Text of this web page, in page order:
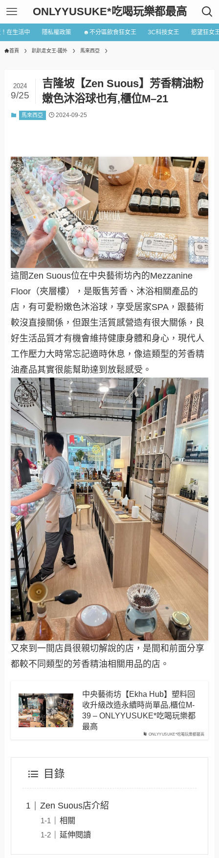
ONLYYUSUKE*吃喝玩樂都最高
在生活中 隱私權政策 ☻不分區飲食狂女王 3C科技女王 慾望狂女
首頁 趴趴走女王-國外 馬來西亞
吉隆坡【Zen Suous】芳香精油粉
嫩色沐浴球也有,櫃位M–21
2024
9/25
馬來西亞 2024-09-25
這間Zen Suous位在中央藝術坊內的Mezzanine
Floor（夾層樓），是販售芳香、沐浴相關產品的
店，有可愛粉嫩色沐浴球，享受居家SPA，跟藝術
較沒直接關係，但跟生活質感營造有很大關係，良
好生活品質才有機會維持健康身體和身心，現代人
工作壓力大時常忘記適時休息，像這類型的芳香精
油產品其實很能幫助達到放鬆感受。
又來到一間店員很親切解說的店，是間和前面分享
都較不同類型的芳香精油相關用品的店。
ONLYYUSUKE*吃喝玩樂都最高
中央藝術坊【Ekha Hub】塑料回
收升級改造永續時尚單品,櫃位M-
39 – ONLYYUSUKE*吃喝玩樂都
最高
目錄
Zen Suous店介紹
相關
延伸閱讀